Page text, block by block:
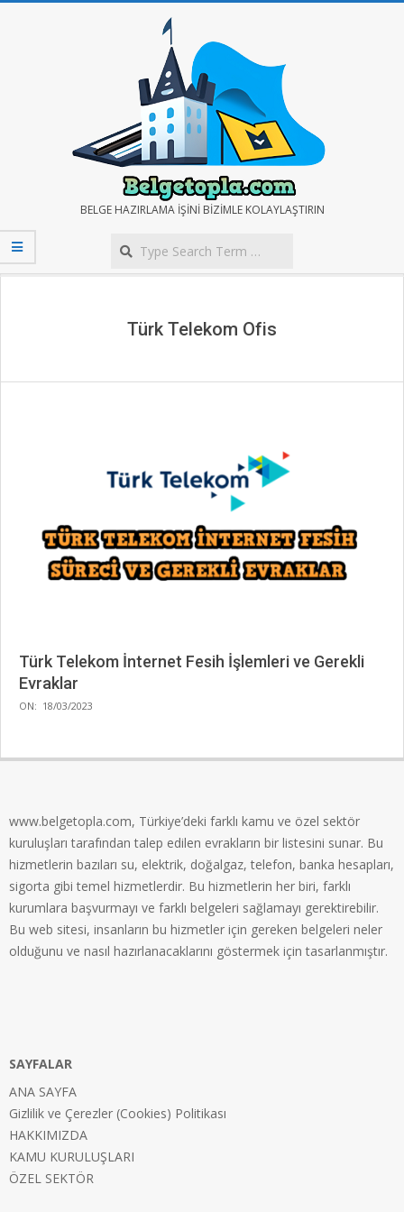
BELGE
TOPLA
BELGE HAZIRLAMA IŞINI BIZIMLE KOLAYLAŞTIRIN
Türk Telekom Ofis
Türk Telekom İnternet Fesih İşlemleri ve Gerekli
Evraklar
2023-
ON: 18/03/2023
www.belgetopla.com, Türkiye’deki farklı kamu ve özel sektör
kuruluşları tarafından talep edilen evrakların bir listesini sunar. Bu
hizmetlerin bazıları su, elektrik, doğalgaz, telefon, banka hesapları,
sigorta gibi temel hizmetlerdir. Bu hizmetlerin her biri, farklı
kurumlara başvurmayı ve farklı belgeleri sağlamayı gerektirebilir.
Bu web sitesi, insanların bu hizmetler için gereken belgeleri neler
olduğunu ve nasıl hazırlanacaklarını göstermek için tasarlanmıştır.
SAYFALAR
ANA SAYFA
Gizlilik ve Çerezler (Cookies) Politikası
HAKKIMIZDA
KAMU KURULUŞLARI
ÖZEL SEKTÖR